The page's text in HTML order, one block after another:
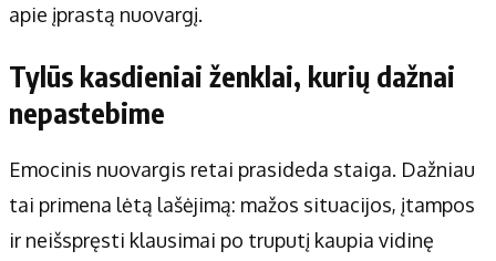
apie įprastą nuovargį.
Tylūs kasdieniai ženklai, kurių dažnai
nepastebime
Emocinis nuovargis retai prasideda staiga. Dažniau
tai primena lėtą lašėjimą: mažos situacijos, įtampos
ir neišspręsti klausimai po truputį kaupia vidinę